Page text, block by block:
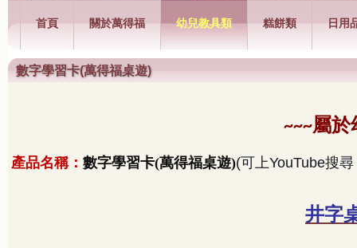
首頁 關於萬得福 幼兒教具類 糕餅類 日用
數字學習卡(萬得福桌遊)
~~~屬於
產品名稱： 數字學習卡(萬得福桌遊)(可上YouTube搜
井字